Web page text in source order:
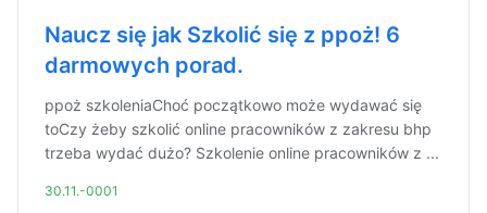
Naucz się jak Szkolić się z ppoż! 6
darmowych porad.
ppoż szkoleniaChoć początkowo może wydawać się
toCzy żeby szkolić online pracowników z zakresu bhp
trzeba wydać dużo? Szkolenie online pracowników z ...
30.11.-0001